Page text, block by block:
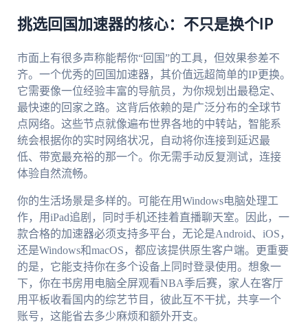
挑选回国加速器的核心：不只是换个IP
市面上有很多声称能帮你“回国”的工具，但效果参差不
齐。一个优秀的回国加速器，其价值远超简单的IP更换。
它需要像一位经验丰富的导航员，为你规划出最稳定、
最快速的回家之路。这背后依赖的是广泛分布的全球节
点网络。这些节点就像遍布世界各地的中转站，智能系
统会根据你的实时网络状况，自动将你连接到延迟最
低、带宽最充裕的那一个。你无需手动反复测试，连接
体验自然流畅。
你的生活场景是多样的。可能在用Windows电脑处理工
作，用iPad追剧，同时手机还挂着直播聊天室。因此，一
款合格的加速器必须支持多平台，无论是Android、iOS，
还是Windows和macOS，都应该提供原生客户端。更重要
的是，它能支持你在多个设备上同时登录使用。想象一
下，你在书房用电脑全屏观看NBA季后赛，家人在客厅
用平板收看国内的综艺节目，彼此互不干扰，共享一个
账号，这能省去多少麻烦和额外开支。